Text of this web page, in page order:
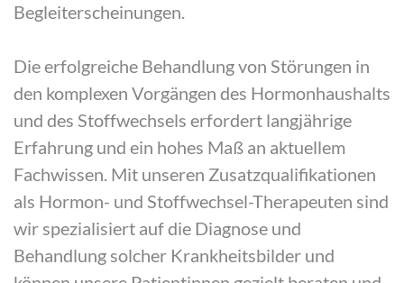
Begleiterscheinungen.
Die erfolgreiche Behandlung von Störungen in
den komplexen Vorgängen des Hormonhaushalts
und des Stoffwechsels erfordert langjährige
Erfahrung und ein hohes Maß an aktuellem
Fachwissen. Mit unseren Zusatzqualifikationen
als Hormon- und Stoffwechsel-Therapeuten sind
wir spezialisiert auf die Diagnose und
Behandlung solcher Krankheitsbilder und